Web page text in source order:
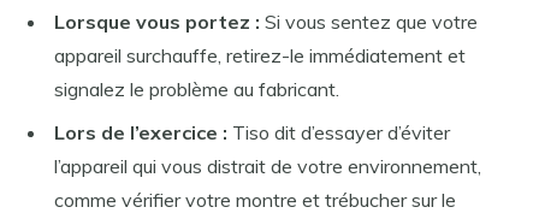
Lorsque vous portez : Si vous sentez que votre
appareil surchauffe, retirez-le immédiatement et
signalez le problème au fabricant.
Lors de l’exercice : Tiso dit d’essayer d’éviter
l’appareil qui vous distrait de votre environnement,
comme vérifier votre montre et trébucher sur le